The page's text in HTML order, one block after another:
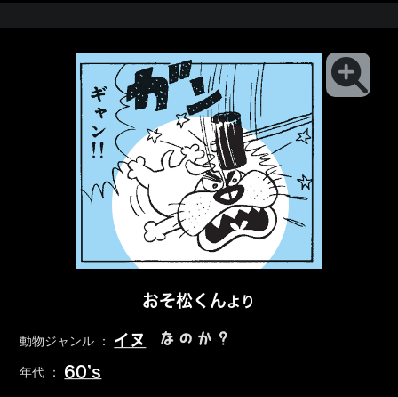
おそ松くんより
動物ジャンル ： イヌ なのか？
年代 ： 60’s